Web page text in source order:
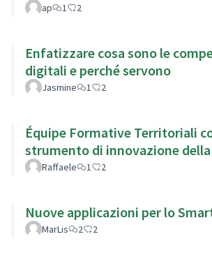
ap 1 2
Enfatizzare cosa sono le
digitali e perché servono
Jasmine 1 2
Équipe Formative Territoriali
strumento di innovazione della
Raffaele 1 2
Nuove applicazioni per lo
MarLis 2 2